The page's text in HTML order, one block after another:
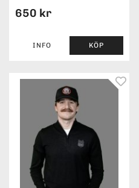
650 kr
INFO KÖP